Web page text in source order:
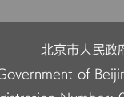
北京市人民政
of